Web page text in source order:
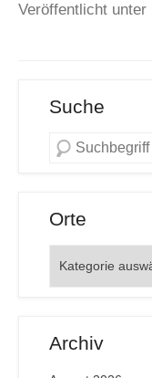
Veröffentlicht unter
Suche
Orte
Archiv